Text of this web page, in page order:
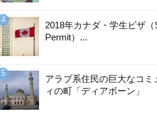
2018年カナダ・学生ビザ（
Permit）...
アラブ系住民の巨大なコミ
ィの町「ディアボーン」